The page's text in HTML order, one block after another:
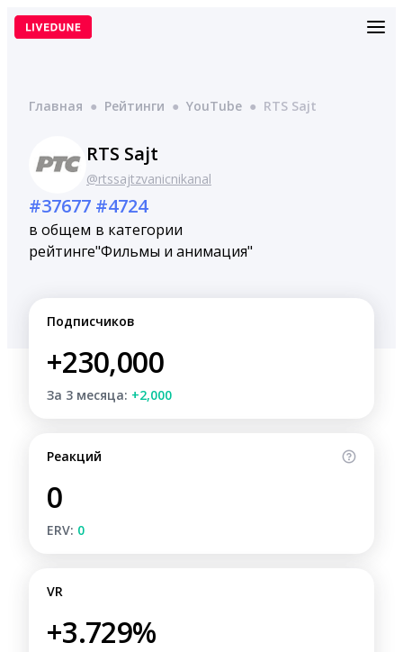
Перейти
Главная ● Рейтинги ● YouTube ● RTS Sajt
RTS Sajt
@rtssajtzvanicnikanal
#37677
в общем
рейтинге
#4724
в категории
"Фильмы и анимация"
Подписчиков
+230,000
За 3 месяца: +2,000
Реакций
0
ERV: 0
VR
+3.729%